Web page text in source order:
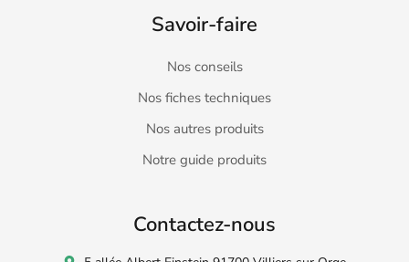
Savoir-faire
Nos conseils
Nos fiches techniques
Nos autres produits
Notre guide produits
Contactez-nous